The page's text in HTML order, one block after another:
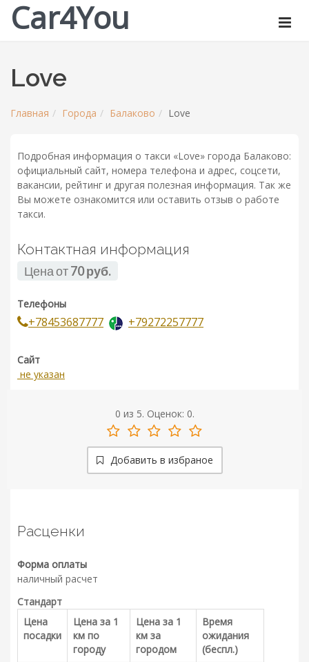
Car4You
Love
Главная Города Балаково Love
Подробная информация о такси «Love» города Балаково:
официальный сайт, номера телефона и адрес, соцсети,
вакансии, рейтинг и другая полезная информация. Так же
Вы можете ознакомится или оставить отзыв о работе
такси.
Контактная информация
Цена от70 руб.
Телефоны
+78453687777 +79272257777
Сайт
не указан
0 из 5. Оценок: 0.
Добавить в избраное
Расценки
Форма оплаты
наличный расчет
Стандарт
Цена
посадки
Цена за 1
км по
городу
Цена за 1
км за
городом
Время
ожидания
(беспл.)